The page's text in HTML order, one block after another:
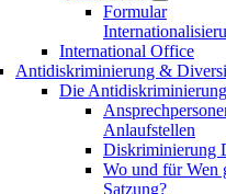
Formular
International Office
Antidiskriminierung &
Die
Anlaufstellen
Diskriminierung
Wo und für Wen
Satzung?